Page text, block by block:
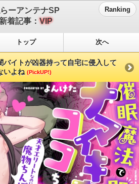
ーアンテナSP
新着記事：VIP
Ranking
トップ 次へ
バイトが凶器持って自宅に侵入して
いよね (PickUP!)